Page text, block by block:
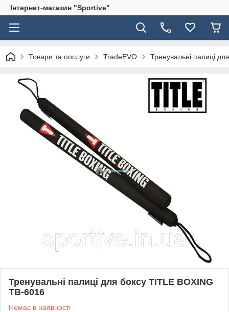
Інтернет-магазин "Sportive"
Товари та послуги TradeEVO Тренувальні палиці
Тренувальні палиці для боксу TITLE BOXING
TB-6016
Немає в наявності